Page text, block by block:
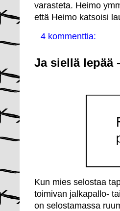
varasteta. Heimo
että Heimo katsoisi
4 kommenttia:
Ja siellä lepää
Kun mies selostaa
toimivan jalkapallo-
on selostamassa